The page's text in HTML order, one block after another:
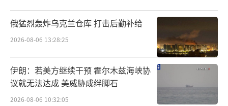
这也正是我们最值得学习的地方。做产品
是讲“妥协”的艺术——不能什么都想要，而要
清楚哪些能舍、哪些不能丢。Neuralink之所以
能一步步走到今天，正是做对了这个选择题。
2028年真能实现“全脑接口”吗？
俄猛烈轰炸乌克兰仓库 打击后勤补给
2026-08-06 13:28:25
伊朗：若美方继续干预 霍尔木兹海峡协
议就无法达成 美威胁成绊脚石
2026-08-06 10:32:05